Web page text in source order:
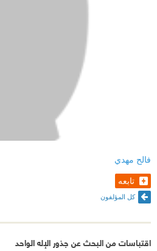
فالح مهدي
تابعه
كل المؤلفون
اقتباسات من البحث عن جذور الإله الواحد